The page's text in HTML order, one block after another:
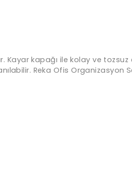
Kayar kapağı ile kolay ve
Reka Ofis Organizasyon